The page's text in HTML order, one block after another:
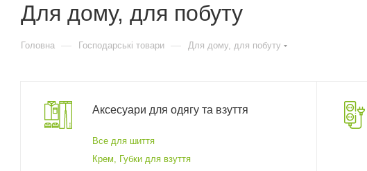
Для дому, для побуту
Головна — Господарські товари — Для дому, для побуту
Аксесуари для одягу та взуття
Все для шиття
Крем, Губки для взуття